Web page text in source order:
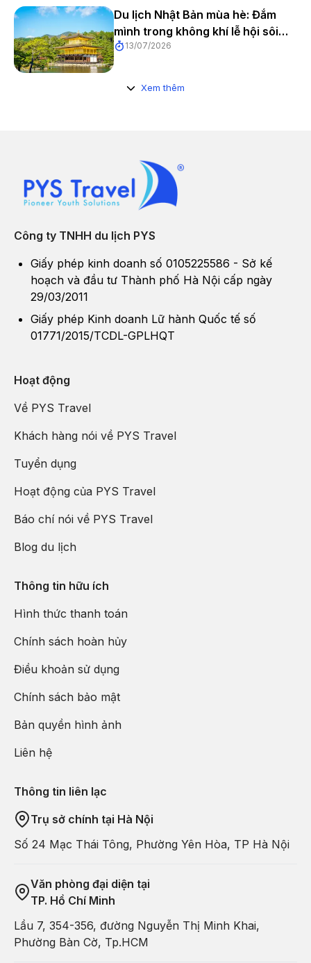
đẹp của một đô thị phát triển thì Shibuya là nơi tràn đầy năng
lượng nhất của thủ đô xứ sở mặt trời mọc.
đông đúc người người qua lại và những cửa hàng thời gian
đông đảo khách ra vào. Đến đây bạn sẽ nhanh chóng cảm nhận
được bầu không khí tràn đầy sức sống ở đại lộ Shibuya lớn nhất
nhì thế giới có thể dành cho 2500 người đi qua cùng một lúc,
âm thanh nhạc sôi động kéo dài cả ngày dài, nên văn hóa
Chùa Sensoji
Một trong những công trình đặc biệt nhất tọa lạc tại Tokyo là
hội lớn ở thành phố đều được tổ chức tại khu vực ngôi tháp 5
tầng của chùa, tiêu biểu nhất là lễ hội Sanja Matsuri. Và khi đến
Âm nổi tiếng linh thiêng.
Bên cạnh đó, bạn có thể tản bộ trên con đường bán rất nhiều
gian đẹp như tranh. Có thể nói đây là một địa điểm tham quan ở
Đền Meiji Jingu
Khác với những ngôi đền thờ các vị thần ở Nhật Bản, đền Meiji
Jingu thờ Thiên Hoàng Minh Trị Meiji Tenno và Hoàng Thái Hậu
Du lịch Nhật Bản mùa hè: Đắm
mình trong không khí lễ hội sôi
động và cảnh sắc tuyệt đẹp
13/07/2026
Xem thêm
Công ty TNHH du lịch PYS
Giấy phép kinh doanh số 0105225586 - Sở kế
hoạch và đầu tư Thành phố Hà Nội cấp ngày
29/03/2011
Giấy phép Kinh doanh Lữ hành Quốc tế số
01771/2015/TCDL-GPLHQT
Hoạt động
Về PYS Travel
Khách hàng nói về PYS Travel
Tuyển dụng
Hoạt động của PYS Travel
Báo chí nói về PYS Travel
Blog du lịch
Thông tin hữu ích
Hình thức thanh toán
Chính sách hoàn hủy
Điều khoản sử dụng
Chính sách bảo mật
Bản quyền hình ảnh
Liên hệ
Thông tin liên lạc
Trụ sở chính tại Hà Nội
Số 24 Mạc Thái Tông, Phường Yên Hòa, TP Hà Nội
Văn phòng đại diện tại
TP. Hồ Chí Minh
Lầu 7, 354-356, đường Nguyễn Thị Minh Khai,
Phường Bàn Cờ, Tp.HCM